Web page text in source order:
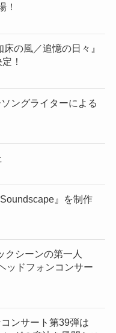
！
の風／追憶の日々』
！
ングライターによる
』を制作
クシーンの第一人
ッドフォンコンサー
ンサート第39弾は